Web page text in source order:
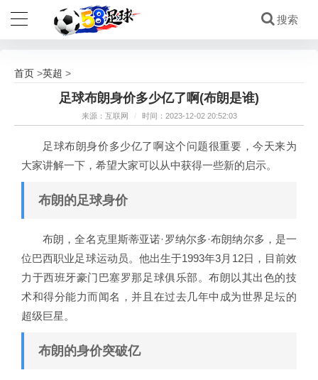
首页 >英超 >
足球布朗身价多少亿了啊(布朗是谁)
来源：互联网 / 时间：2023-12-02 20:52:03
足球布朗身价多少亿了啊这个问题很重要，今天来为
大家讲解一下，希望大家可以从中获得一些新的启示。
布朗的足球身价
布朗，全名克里斯蒂亚诺·罗纳尔多·布朗纳尔多，是一
位巴西职业足球运动员。他出生于1993年3月12日，目前效
力于西班牙豪门巴塞罗那足球俱乐部。布朗以其出色的技
术和得分能力而闻名，并且在过去几年中成为世界足坛的
超级巨星。
布朗的身价突破亿